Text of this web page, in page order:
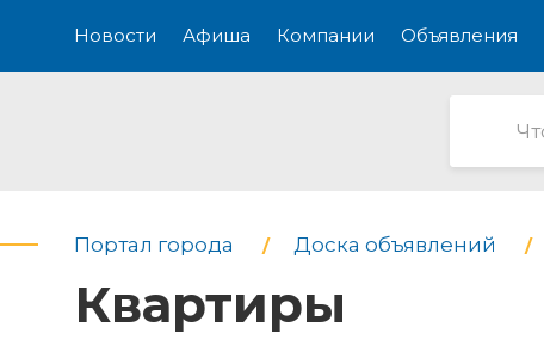
Новости Афиша Компании Объявления
Портал города Доска объявлений
Квартиры